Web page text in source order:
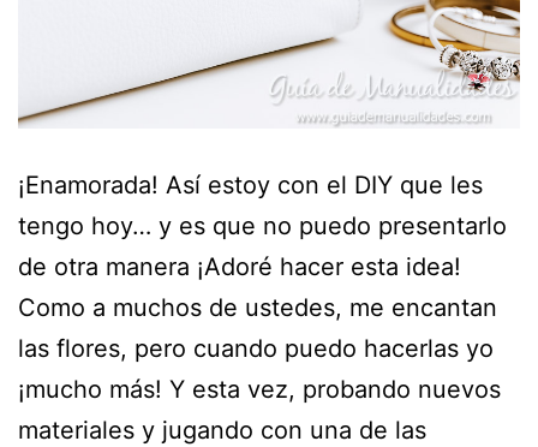
¡Enamorada! Así estoy con el DIY que les
tengo hoy… y es que no puedo presentarlo
de otra manera ¡Adoré hacer esta idea!
Como a muchos de ustedes, me encantan
las flores, pero cuando puedo hacerlas yo
¡mucho más! Y esta vez, probando nuevos
materiales y jugando con una de las